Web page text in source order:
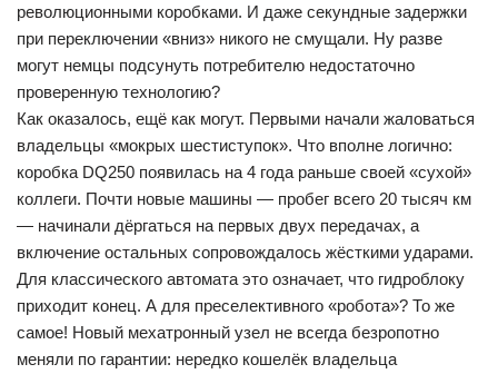
революционными коробками. И даже секундные задержки
при переключении «вниз» никого не смущали. Ну разве
могут немцы подсунуть потребителю недостаточно
проверенную технологию?
Как оказалось, ещё как могут. Первыми начали жаловаться
владельцы «мокрых шестиступок». Что вполне логично:
коробка DQ250 появилась на 4 года раньше своей «сухой»
коллеги. Почти новые машины — пробег всего 20 тысяч км
— начинали дёргаться на первых двух передачах, а
включение остальных сопровождалось жёсткими ударами.
Для классического автомата это означает, что гидроблоку
приходит конец. А для преселективного «робота»? То же
самое! Новый мехатронный узел не всегда безропотно
меняли по гарантии: нередко кошелёк владельца